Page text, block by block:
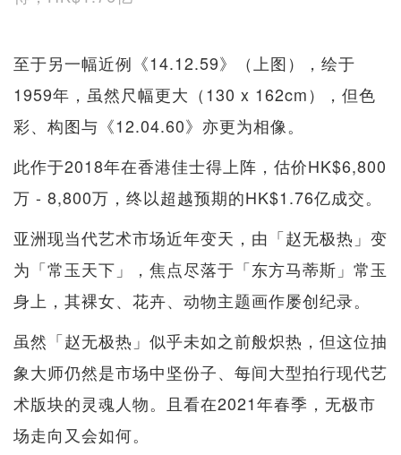
至于另一幅近例《14.12.59》（上图），绘于
1959年，虽然尺幅更大（130 x 162cm），但色
彩、构图与《12.04.60》亦更为相像。
此作于2018年在香港佳士得上阵，估价HK$6,800
万 - 8,800万，终以超越预期的HK$1.76亿成交。
亚洲现当代艺术市场近年变天，由「赵无极热」变
为「常玉天下」，焦点尽落于「东方马蒂斯」常玉
身上，其裸女、花卉、动物主题画作屡创纪录。
虽然「赵无极热」似乎未如之前般炽热，但这位抽
象大师仍然是市场中坚份子、每间大型拍行现代艺
术版块的灵魂人物。且看在2021年春季，无极市
场走向又会如何。